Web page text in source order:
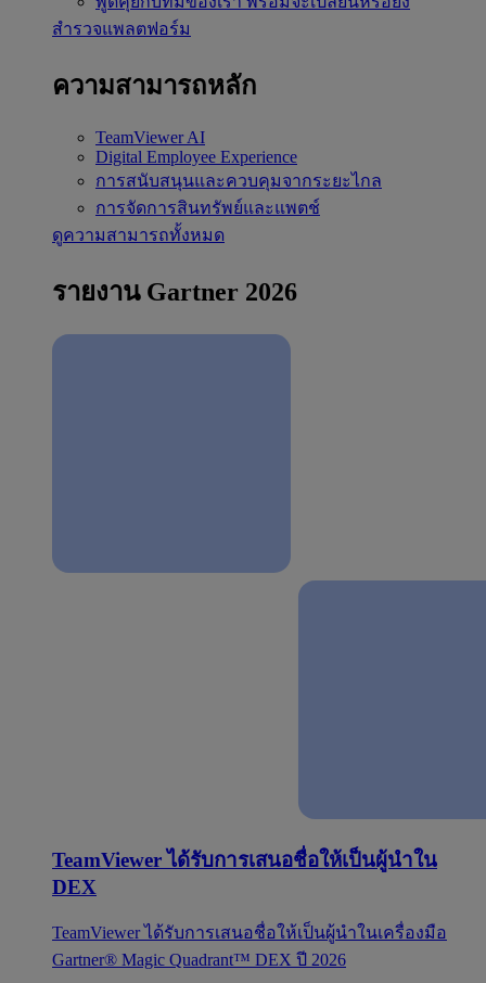
สำรวจแพลตฟอร์ม
ความสามารถหลัก
TeamViewer AI
Digital Employee Experience
การสนับสนุนและควบคุมจากระยะไกล
การจัดการสินทรัพย์และแพตช์
ดูความสามารถทั้งหมด
รายงาน Gartner 2026
TeamViewer ได้รับการเสนอชื่อให้เป็นผู้นำใน
DEX
TeamViewer ได้รับการเสนอชื่อให้เป็นผู้นำในเครื่องมือ
Gartner® Magic Quadrant™ DEX ปี 2026